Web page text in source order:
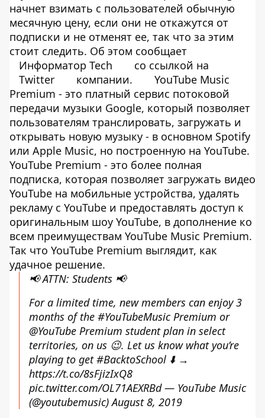
начнет взимать с пользователей обычную
месячную цену, если они не откажутся от
подписки и не отменят ее, так что за этим
стоит следить. Об этом сообщает
Информатор Tech
со ссылкой на
Twitter
компании.
YouTube Music
Premium - это платный сервис потоковой
передачи музыки Google, который позволяет
пользователям транслировать, загружать и
открывать новую музыку - в основном Spotify
или Apple Music, но построенную на YouTube.
YouTube Premium - это более полная
подписка, которая позволяет загружать видео
YouTube на мобильные устройства, удалять
рекламу с YouTube и предоставлять доступ к
оригинальным шоу YouTube, в дополнение ко
всем преимуществам YouTube Music Premium.
Так что YouTube Premium выглядит, как
удачное решение.
📢 ATTN: Students 📢
For a limited time, new members can enjoy 3
months of the #YouTubeMusicPremium or
@YouTube Premium student plan in select
territories, on us 😉. Let us know what you’re
playing to get#BacktoSchool ⬇️ →
https://t.co/8sFjizIxQ8
pic.twitter.com/OL71AEXRBd— YouTube Music
(@youtubemusic)August 8, 2019